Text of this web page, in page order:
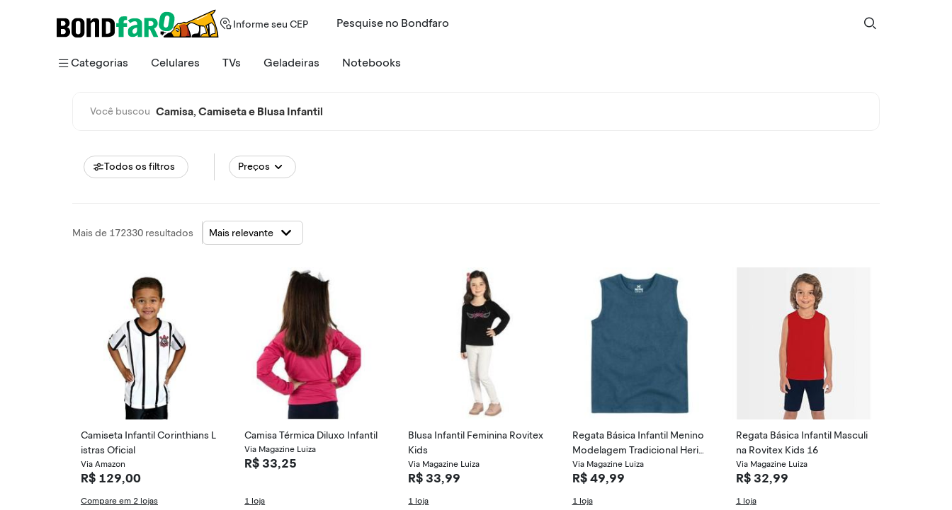
Informe seu CEP
Pesquise
Categorias Celulares TVs Geladeiras Notebooks
Você buscou Camisa, Camiseta e Blusa Infantil
Todos os filtros Preços
Mais de 172330 resultados
Camiseta Infantil Corinthians L
istras Oficial
Via Amazon
R$ 129,00
Compare em 2 lojas
Camisa Térmica Diluxo Infantil
Via Magazine Luiza
R$ 33,25
1 loja
Blusa Infantil Feminina Rovitex
Kids
Via Magazine Luiza
R$ 33,99
1 loja
Regata Básica Infantil Menino
Modelagem Tradicional Herin
g Kids
Via Magazine Luiza
R$ 49,99
1 loja
Regata Básica Infantil Masculi
na Rovitex Kids 16
Via Magazine Luiza
R$ 32,99
1 loja